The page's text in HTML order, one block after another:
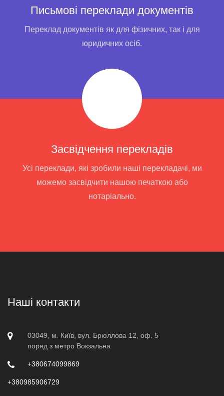
Письмові переклади документів
Переклад документів як для фізичних, так і для
юридичних осіб.
Засвідчення перекладів
Усі переклади, які зробили наші перекладачі, ми
можемо засвідчити нашою печаткою або
нотаріально.
Наші контакти
03049, м. Київ, вул. Брюллова 12, оф. 5
поряд з метро Вокзальна
+380674099869
+380985906729